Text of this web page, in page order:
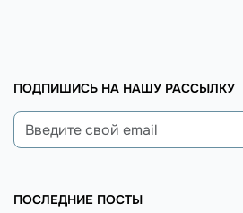
ПОДПИШИСЬ НА НАШУ РАССЫЛКУ
ПОСЛЕДНИЕ ПОСТЫ